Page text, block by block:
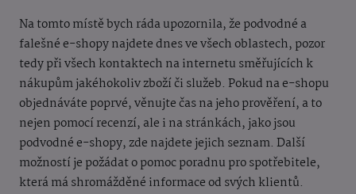
Na tomto místě bych ráda upozornila, že podvodné a
falešné e-shopy najdete dnes ve všech oblastech, pozor
tedy při všech kontaktech na internetu směřujících k
nákupům jakéhokoliv zboží či služeb. Pokud na e-shopu
objednáváte poprvé, věnujte čas na jeho prověření, a to
nejen pomocí recenzí, ale i na stránkách, jako jsou
podvodné e-shopy, zde najdete jejich seznam. Další
možností je požádat o pomoc poradnu pro spotřebitele,
která má shromážděné informace od svých klientů.